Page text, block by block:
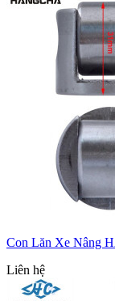
Con Lăn Xe Nâng
Liên hệ